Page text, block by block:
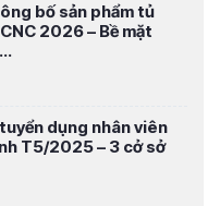
bố sản phẩm tủ
2026 – Bề mặt
dụng nhân viên
T5/2025 – 3 cở sở